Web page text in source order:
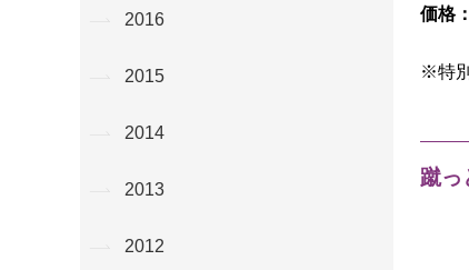
価格
※特
蹴っ
2016
2015
2014
2013
2012